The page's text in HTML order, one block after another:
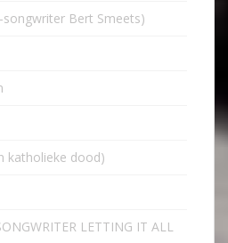
Bert Smeets)
katholieke dood)
LETTING IT ALL